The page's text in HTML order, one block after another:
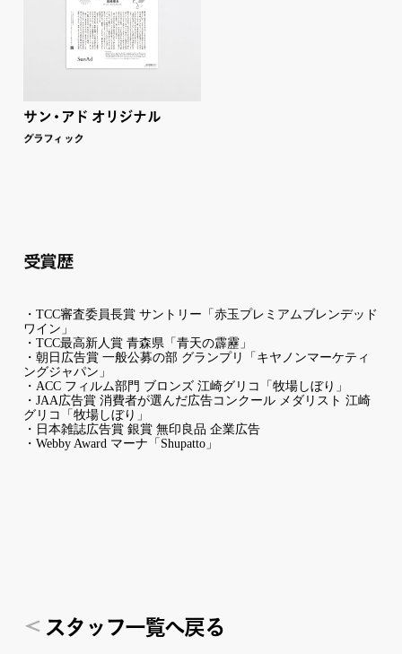
サン・ ア ド オリジナル
グラフィ ック
受賞歴
・TCC審査委員長賞 サントリー「赤玉プレミアムブレンデッド
ワイン」
・TCC最高新人賞 青森県「青天の霹靂」
・朝日広告賞 一般公募の部 グランプリ「キヤノンマーケティ
ングジャパン」
・ACC フィルム部門 ブロンズ 江崎グリコ「牧場しぼり」
・JAA広告賞 消費者が選んだ広告コンクール メダリスト 江崎
グリコ「牧場しぼり」
・日本雑誌広告賞 銀賞 無印良品 企業広告
・Webby Award マーナ「Shupatto」
スタッフ一覧へ戻る